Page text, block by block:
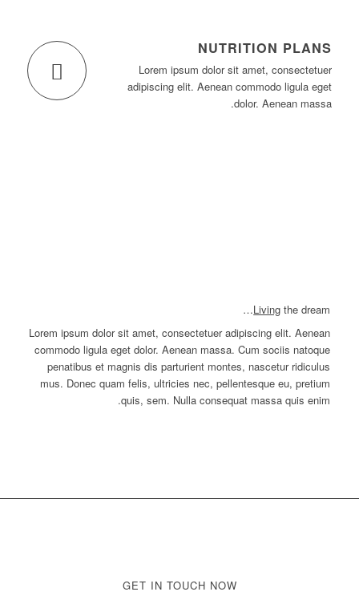
NUTRITION PLANS
Lorem ipsum dolor sit amet, consectetuer
adipiscing elit. Aenean commodo ligula eget
dolor. Aenean massa.
Living the dream…
Lorem ipsum dolor sit amet, consectetuer adipiscing elit. Aenean
commodo ligula eget dolor. Aenean massa. Cum sociis natoque
penatibus et magnis dis parturient montes, nascetur ridiculus
mus. Donec quam felis, ultricies nec, pellentesque eu, pretium
quis, sem. Nulla consequat massa quis enim.
GET IN TOUCH NOW